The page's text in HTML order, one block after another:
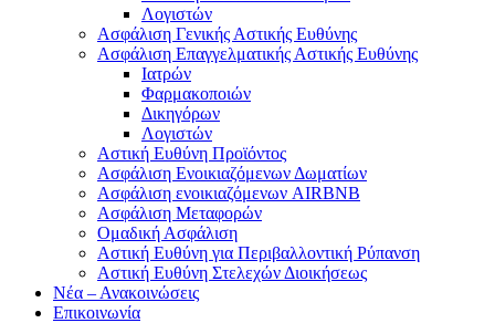
Λογιστών
Ασφάλιση Γενικής Αστικής Ευθύνης
Ασφάλιση Επαγγελματικής Αστικής Ευθύνης
Ιατρών
Φαρμακοποιών
Δικηγόρων
Λογιστών
Αστική Ευθύνη Προϊόντος
Ασφάλιση Ενοικιαζόμενων Δωματίων
Ασφάλιση ενοικιαζόμενων AIRBNB
Ασφάλιση Μεταφορών
Ομαδική Ασφάλιση
Αστική Ευθύνη για Περιβαλλοντική Ρύπανση
Αστική Ευθύνη Στελεχών Διοικήσεως
Νέα – Ανακοινώσεις
Επικοινωνία